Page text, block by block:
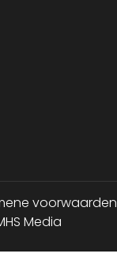
voorwaarden
Media